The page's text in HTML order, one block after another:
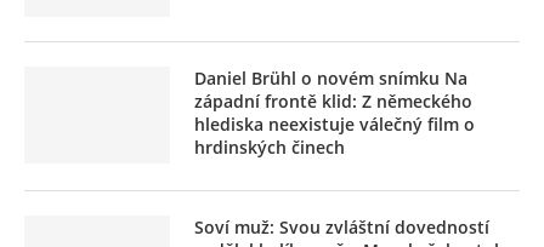
Daniel Brühl o novém snímku Na
západní frontě klid: Z německého
hlediska neexistuje válečný film o
hrdinských činech
Soví muž: Svou zvláštní dovedností